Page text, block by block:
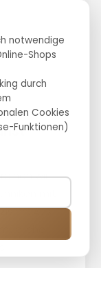
wir
mit
Aus
notwendige
Shops
durch
Cookies
Funktionen)